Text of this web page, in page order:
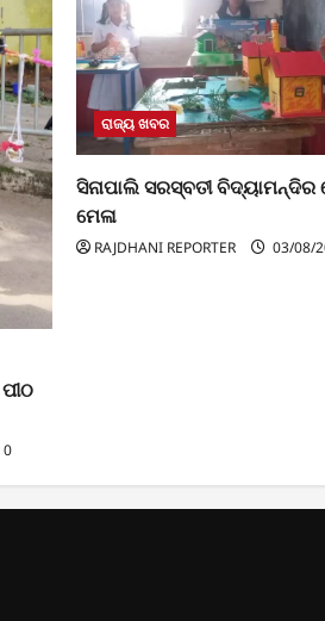
0
ରାଜ୍ୟ ଖବର
ସିନାପାଲି ସରସ୍ବତୀ ବିଦ୍ୟାମନ୍ଦିର
ମେଳା
RAJDHANI REPORTER 03/08/